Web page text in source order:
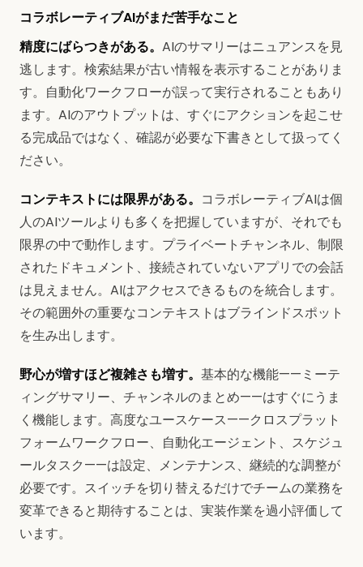
コラボレーティブAIがまだ苦手なこと
精度にばらつきがある。 AIのサマリーはニュアンスを見
逃します。検索結果が古い情報を表示することがありま
す。自動化ワークフローが誤って実行されることもあり
ます。AIのアウトプットは、すぐにアクションを起こせ
る完成品ではなく、確認が必要な下書きとして扱ってく
ださい。
コンテキストには限界がある。 コラボレーティブAIは個
人のAIツールよりも多くを把握していますが、それでも
限界の中で動作します。プライベートチャンネル、制限
されたドキュメント、接続されていないアプリでの会話
は見えません。AIはアクセスできるものを統合します。
その範囲外の重要なコンテキストはブラインドスポット
を生み出します。
野心が増すほど複雑さも増す。 基本的な機能——ミーテ
ィングサマリー、チャンネルのまとめ——はすぐにうま
く機能します。高度なユースケース——クロスプラット
フォームワークフロー、自動化エージェント、スケジュ
ールタスク——は設定、メンテナンス、継続的な調整が
必要です。スイッチを切り替えるだけでチームの業務を
変革できると期待することは、実装作業を過小評価して
います。